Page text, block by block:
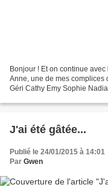
Bonjour ! Et on continue
Anne, une de mes complices
Géri Cathy Emy Sophie
J'ai été gâtée...
Publié le 24/01/2015 à 14:01
Par Gwen